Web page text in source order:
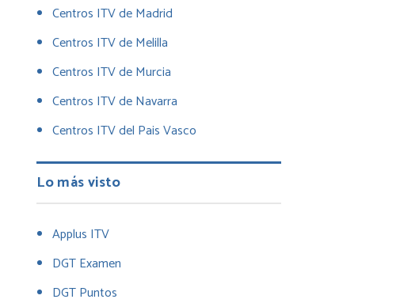
Centros ITV de Madrid
Centros ITV de Melilla
Centros ITV de Murcia
Centros ITV de Navarra
Centros ITV del Pais Vasco
Lo más visto
Applus ITV
DGT Examen
DGT Puntos